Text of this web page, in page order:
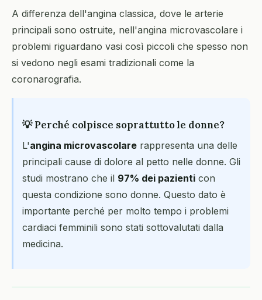
A differenza dell'angina classica, dove le arterie
principali sono ostruite, nell'angina microvascolare i
problemi riguardano vasi così piccoli che spesso non
si vedono negli esami tradizionali come la
coronarografia.
💡 Perché colpisce soprattutto le donne?
L'angina microvascolare rappresenta una delle
principali cause di dolore al petto nelle donne. Gli
studi mostrano che il 97% dei pazienti con
questa condizione sono donne. Questo dato è
importante perché per molto tempo i problemi
cardiaci femminili sono stati sottovalutati dalla
medicina.